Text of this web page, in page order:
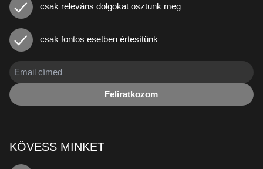
csak releváns dolgokat osztunk meg
csak fontos esetben értesítünk
Feliratkozom
KÖVESS MINKET